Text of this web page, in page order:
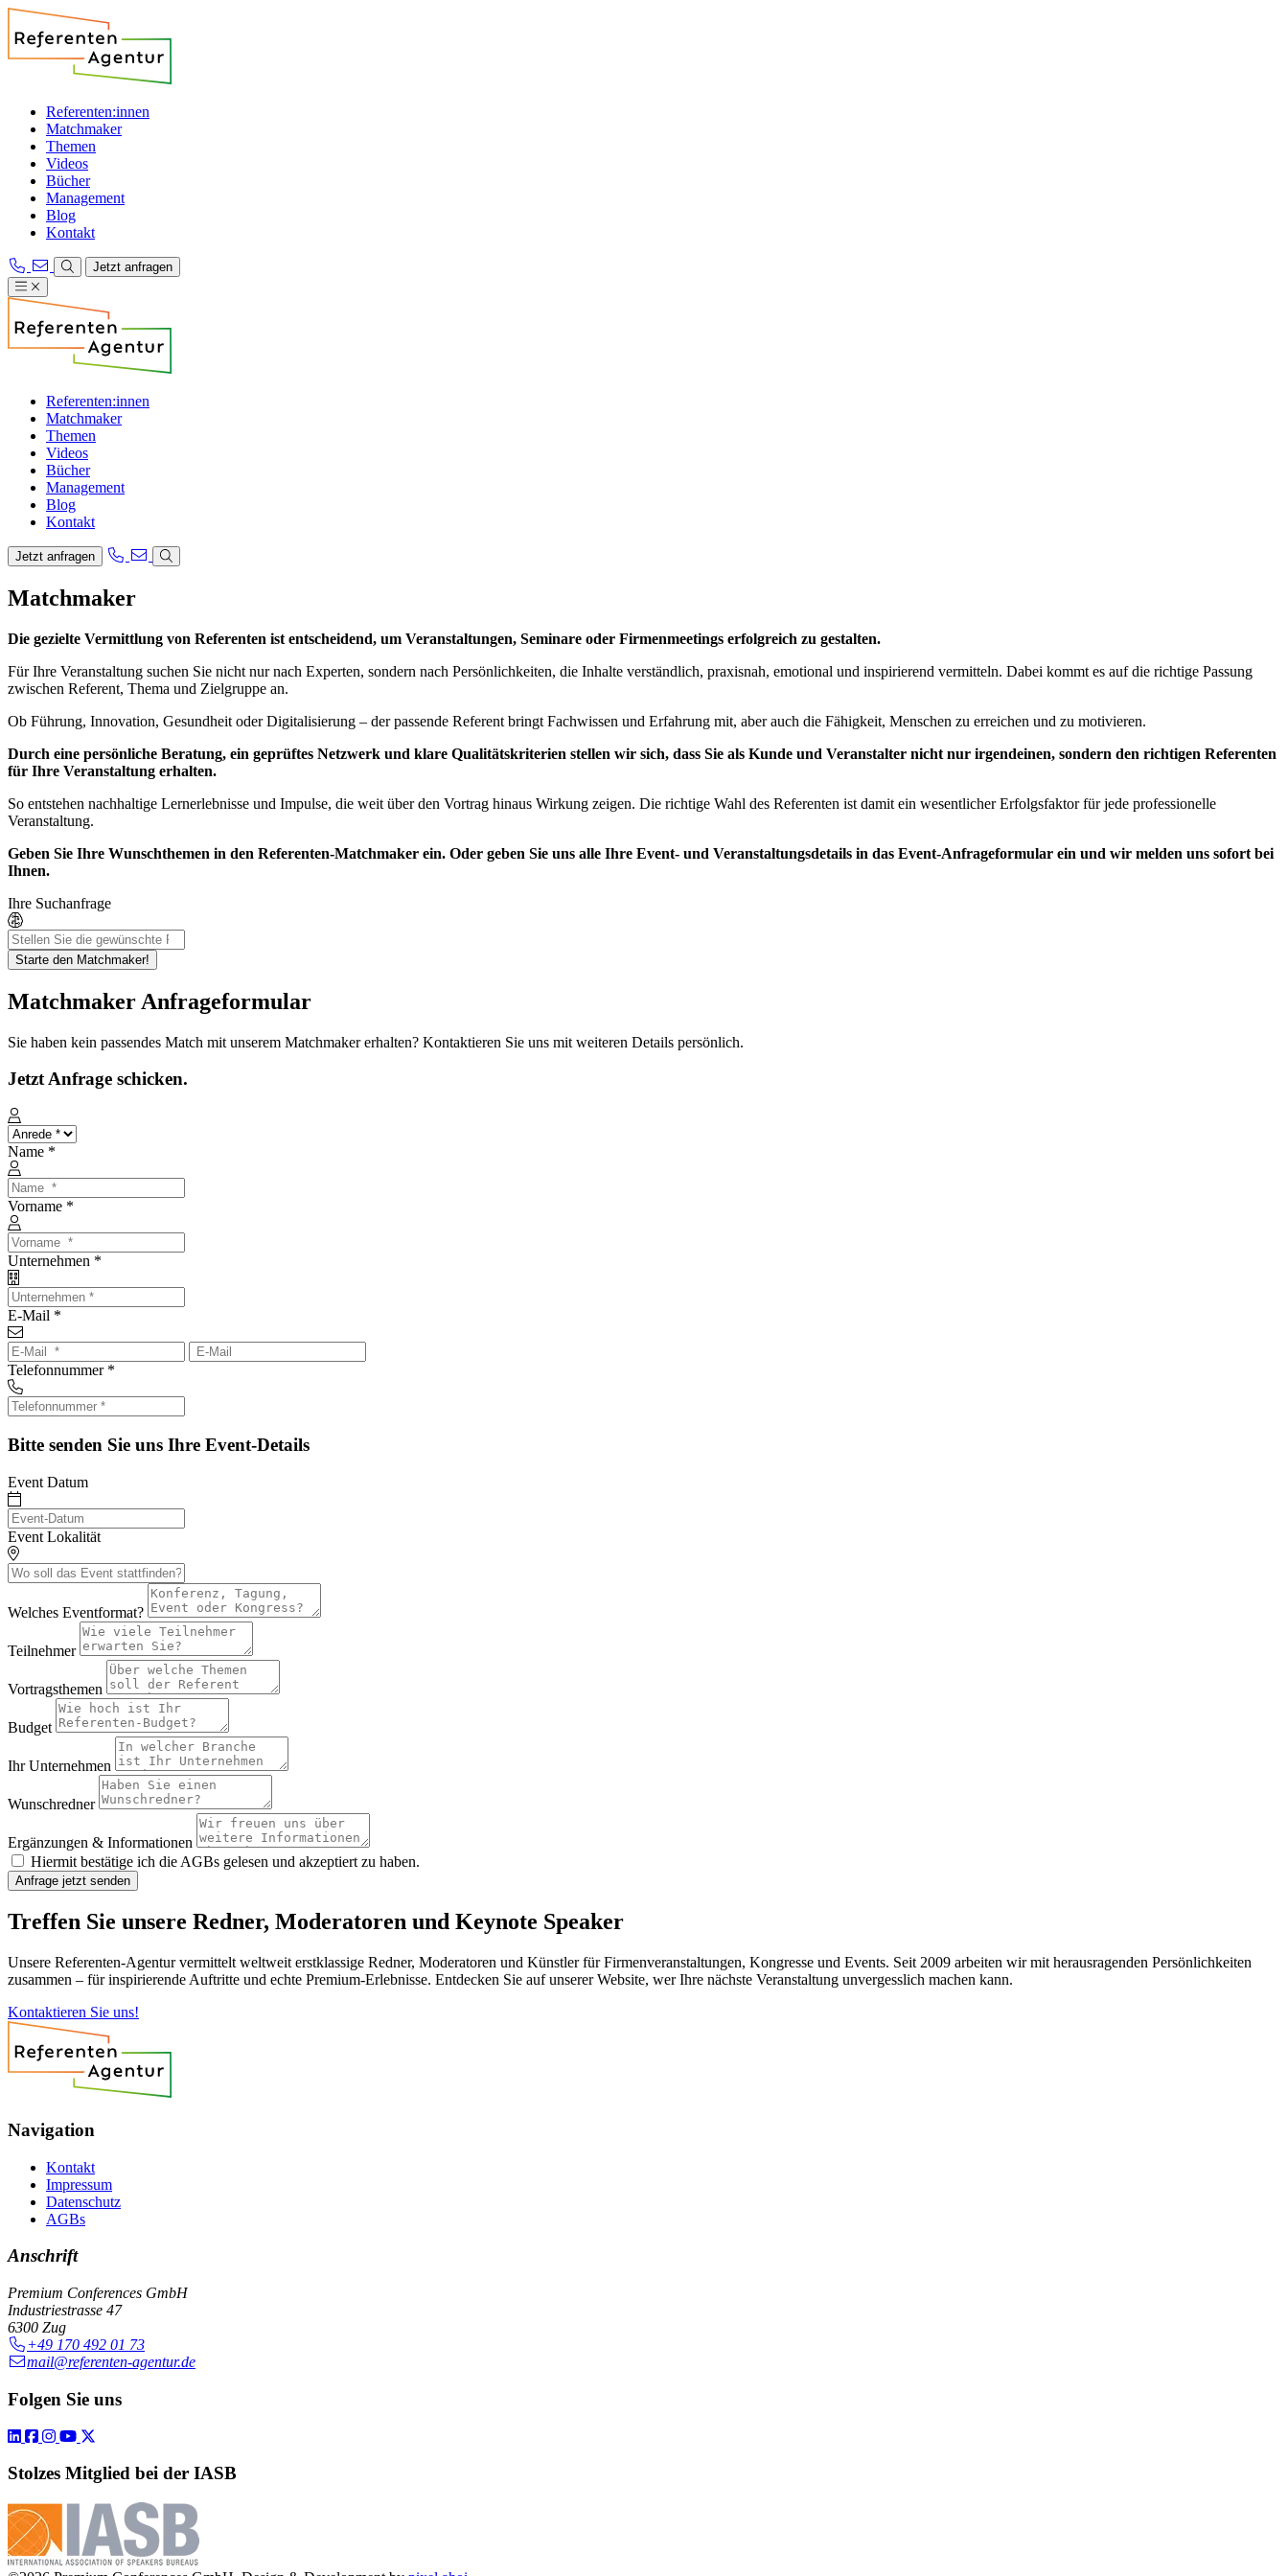
Referenten:innen
Matchmaker
Themen
Videos
Bücher
Management
Blog
Kontakt
Jetzt anfragen
Referenten:innen
Matchmaker
Themen
Videos
Bücher
Management
Blog
Kontakt
Jetzt anfragen
Matchmaker
Die gezielte Vermittlung von Referenten ist entscheidend, um Veranstaltungen, Seminare oder Firmenmeetings erfolgreich zu gestalten.
Für Ihre Veranstaltung suchen Sie nicht nur nach Experten, sondern nach Persönlichkeiten, die Inhalte verständlich, praxisnah, emotional und inspirierend vermitteln. Dabei kommt es auf die richtige Passung
zwischen Referent, Thema und Zielgruppe an.
Ob Führung, Innovation, Gesundheit oder Digitalisierung – der passende Referent bringt Fachwissen und Erfahrung mit, aber auch die Fähigkeit, Menschen zu erreichen und zu motivieren.
Durch eine persönliche Beratung, ein geprüftes Netzwerk und klare Qualitätskriterien stellen wir sich, dass Sie als Kunde und Veranstalter nicht nur irgendeinen, sondern den richtigen Referenten
für Ihre Veranstaltung erhalten.
So entstehen nachhaltige Lernerlebnisse und Impulse, die weit über den Vortrag hinaus Wirkung zeigen. Die richtige Wahl des Referenten ist damit ein wesentlicher Erfolgsfaktor für jede professionelle
Veranstaltung.
Geben Sie Ihre Wunschthemen in den Referenten-Matchmaker ein. Oder geben Sie uns alle Ihre Event- und Veranstaltungsdetails in das Event-Anfrageformular ein und wir melden uns sofort bei
Ihnen.
Ihre Suchanfrage
Starte den Matchmaker!
Matchmaker Anfrageformular
Sie haben kein passendes Match mit unserem Matchmaker erhalten? Kontaktieren Sie uns mit weiteren Details persönlich.
Jetzt Anfrage schicken.
Name *
Vorname *
Unternehmen *
E-Mail *
Telefonnummer *
Bitte senden Sie uns Ihre Event-Details
Event Datum
Event Lokalität
Welches Eventformat?
Teilnehmer
Vortragsthemen
Budget
Ihr Unternehmen
Wunschredner
Ergänzungen & Informationen
Hiermit bestätige ich die AGBs gelesen und akzeptiert zu haben.
Anfrage jetzt senden
Treffen Sie unsere Redner, Moderatoren und Keynote Speaker
Unsere Referenten-Agentur vermittelt weltweit erstklassige Redner, Moderatoren und Künstler für Firmenveranstaltungen, Kongresse und Events. Seit 2009 arbeiten wir mit herausragenden Persönlichkeiten
zusammen – für inspirierende Auftritte und echte Premium-Erlebnisse. Entdecken Sie auf unserer Website, wer Ihre nächste Veranstaltung unvergesslich machen kann.
Kontaktieren Sie uns!
Navigation
Kontakt
Impressum
Datenschutz
AGBs
Anschrift
Premium Conferences GmbH
Industriestrasse 47
6300 Zug
+49 170 492 01 73
mail@referenten-agentur.de
Folgen Sie uns
Stolzes Mitglied bei der IASB